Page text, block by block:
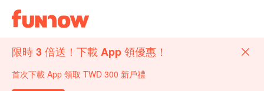
限時 3 倍送！下載 App 領優惠！
首次下載 App 領取 TWD 300 新戶禮